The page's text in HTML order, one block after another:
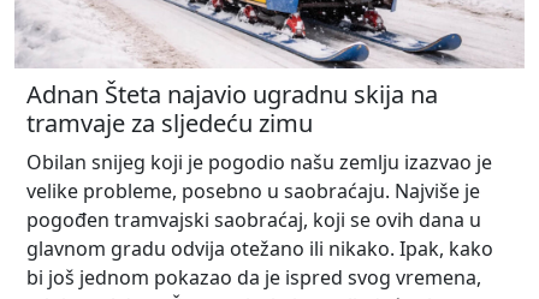
Adnan Šteta najavio ugradnu skija na
tramvaje za sljedeću zimu
Obilan snijeg koji je pogodio našu zemlju izazvao je
velike probleme, posebno u saobraćaju. Najviše je
pogođen tramvajski saobraćaj, koji se ovih dana u
glavnom gradu odvija otežano ili nikako. Ipak, kako
bi još jednom pokazao da je ispred svog vremena,